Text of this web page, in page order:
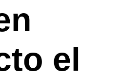
el